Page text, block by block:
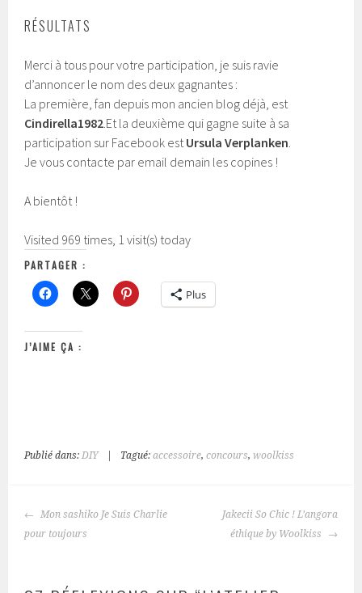
RÉSULTATS
Merci à tous pour votre participation, je suis ravie
d’annoncer le nom des deux gagnantes :
La première, fan depuis mon ancien blog déjà, est
Cindirella1982.Et la deuxième qui gagne suite à sa
participation sur Facebook estUrsula Verplanken.
Je vous contacte par email demain les copines !
A bientôt !
Visited 969 times, 1 visit(s) today
PARTAGER :
Plus
J’AIME ÇA :
Publié dans:DIY Tagué:accessoire,concours,woolkiss
NAVIGATION
DES
Mon sashiko Je Suis Charlie
pour toujours
Jakecii So Chic ! L’angora
éthique by Woolkiss